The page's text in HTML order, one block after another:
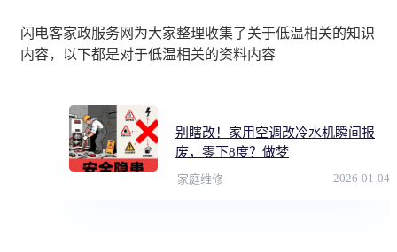
闪电客家政服务网为大家整理收集了关于低温相关的知识
内容，以下都是对于低温相关的资料内容
别瞎改！家用空调改冷水机瞬间报
废，零下8度？做梦
家庭维修 2026-01-04